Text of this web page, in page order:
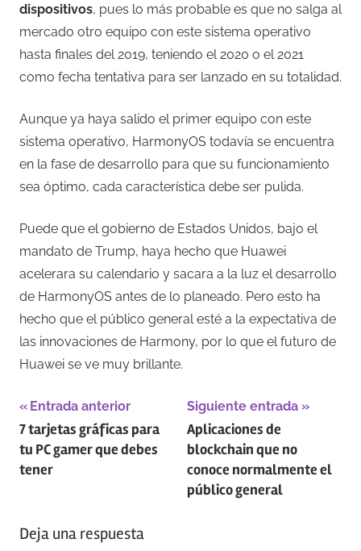
dispositivos, pues lo más probable es que no salga al
mercado otro equipo con este sistema operativo
hasta finales del 2019, teniendo el 2020 o el 2021
como fecha tentativa para ser lanzado en su totalidad.
Aunque ya haya salido el primer equipo con este
sistema operativo, HarmonyOS todavía se encuentra
en la fase de desarrollo para que su funcionamiento
sea óptimo, cada característica debe ser pulida.
Puede que el gobierno de Estados Unidos, bajo el
mandato de Trump, haya hecho que Huawei
acelerara su calendario y sacara a la luz el desarrollo
de HarmonyOS antes de lo planeado. Pero esto ha
hecho que el público general esté a la expectativa de
las innovaciones de Harmony, por lo que el futuro de
Huawei se ve muy brillante.
Navegación
de
entradas
Entrada anterior
7 tarjetas gráficas para
tu PC gamer que debes
tener
Siguiente entrada
Aplicaciones de
blockchain que no
conoce normalmente el
público general
Deja una respuesta